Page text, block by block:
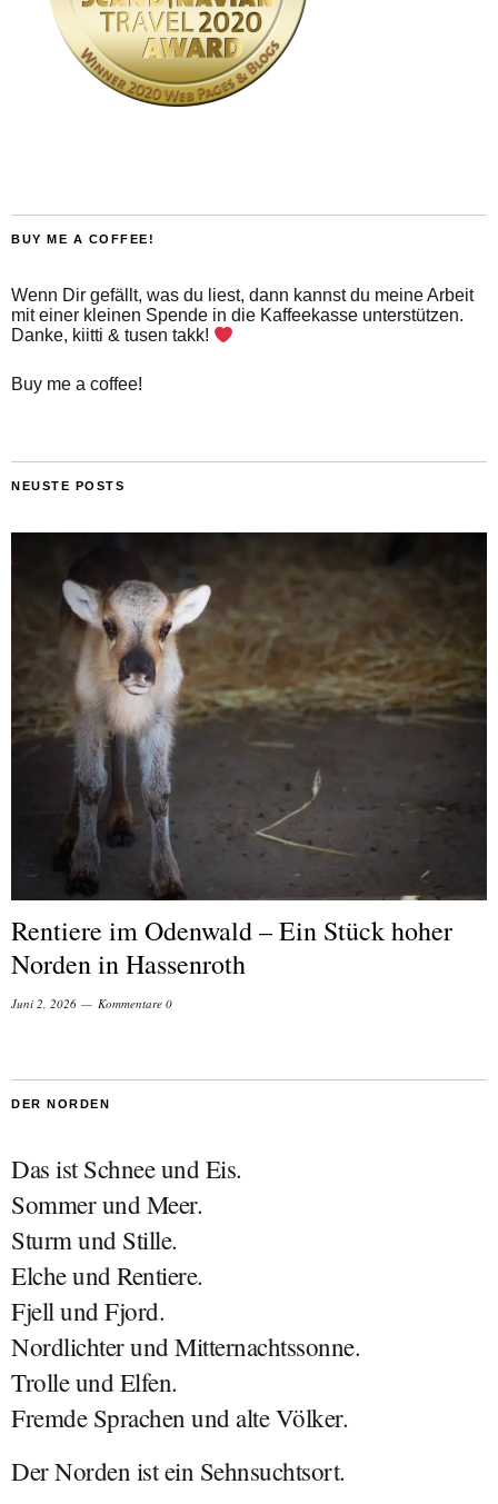
BUY ME A COFFEE!
Wenn Dir gefällt, was du liest, dann kannst du meine Arbeit
mit einer kleinen Spende in die Kaffeekasse unterstützen.
Danke, kiitti & tusen takk!
Buy me a coffee!
NEUSTE POSTS
Rentiere im Odenwald – Ein Stück hoher
Norden in Hassenroth
Juni 2, 2026 Kommentare 0
DER NORDEN
Das ist Schnee und Eis.
Sommer und Meer.
Sturm und Stille.
Elche und Rentiere.
Fjell und Fjord.
Nordlichter und Mitternachtssonne.
Trolle und Elfen.
Fremde Sprachen und alte Völker.
Der Norden ist ein Sehnsuchtsort.